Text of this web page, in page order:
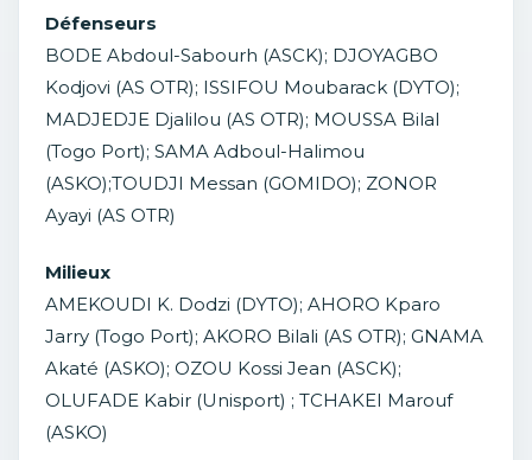
Défenseurs
BODE Abdoul-Sabourh (ASCK); DJOYAGBO
Kodjovi (AS OTR); ISSIFOU Moubarack (DYTO);
MADJEDJE Djalilou (AS OTR); MOUSSA Bilal
(Togo Port); SAMA Adboul-Halimou
(ASKO);TOUDJI Messan (GOMIDO); ZONOR
Ayayi (AS OTR)
Milieux
AMEKOUDI K. Dodzi (DYTO); AHORO Kparo
Jarry (Togo Port); AKORO Bilali (AS OTR); GNAMA
Akaté (ASKO); OZOU Kossi Jean (ASCK);
OLUFADE Kabir (Unisport) ; TCHAKEI Marouf
(ASKO)